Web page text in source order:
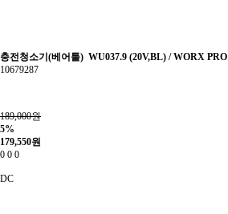
충전청소기(베어툴) WU037.9 (20V,BL) / WORX PRO
10679287
189,000원
5%
179,550원
0 0 0
DC